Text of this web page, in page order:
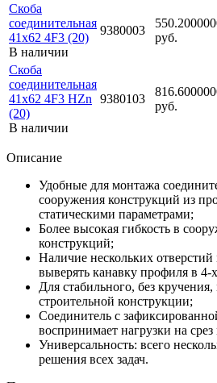
Скоба
соединительная
41х62 4F3 (20)
В наличии
9380003
руб.
Скоба
соединительная
41х62 4F3 HZn
(20)
В наличии
9380103
руб.
Описание
Удобные для монтажа
сооружения конструкций из
статическими параметрами;
Более высокая гибкость в
конструкций;
Наличие нескольких отверстий
выверять канавку профиля в 4-
Для стабильного, без
строительной конструкции;
Соединитель с
воспринимает нагрузки на
Универсальность: всего
решения всех задач.